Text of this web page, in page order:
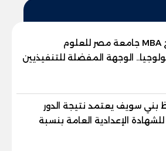
برنامج MBA جامعة مصر للعلوم
الوجهة المفضلة للتنفيذيين
المؤسسات لصناعة قادة
بني سويف يعتمد نتيجة الدور
للشهادة الإعدادية العامة بنسبة